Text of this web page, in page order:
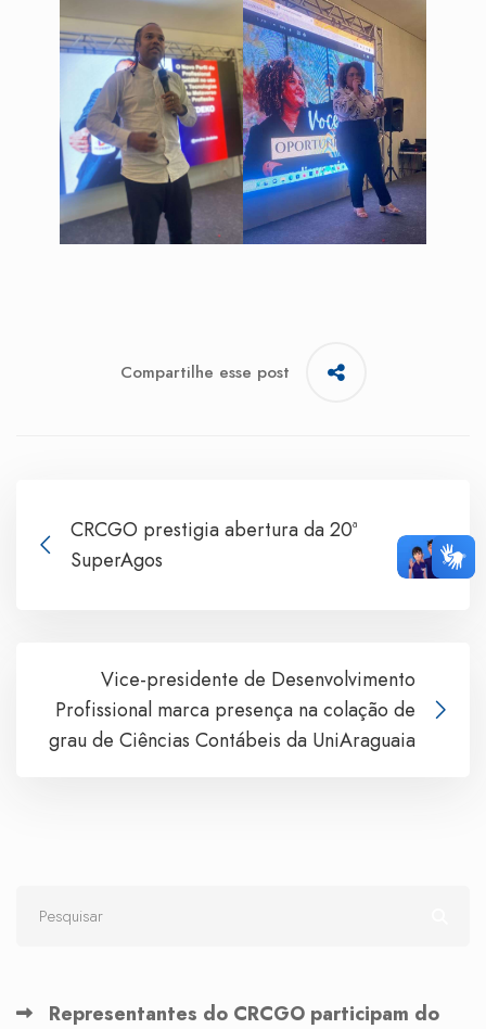
Compartilhe esse post
CRCGO prestigia abertura da 20ª
SuperAgos
Vice-presidente de Desenvolvimento
Profissional marca presença na colação de
grau de Ciências Contábeis da UniAraguaia
Representantes do CRCGO participam do